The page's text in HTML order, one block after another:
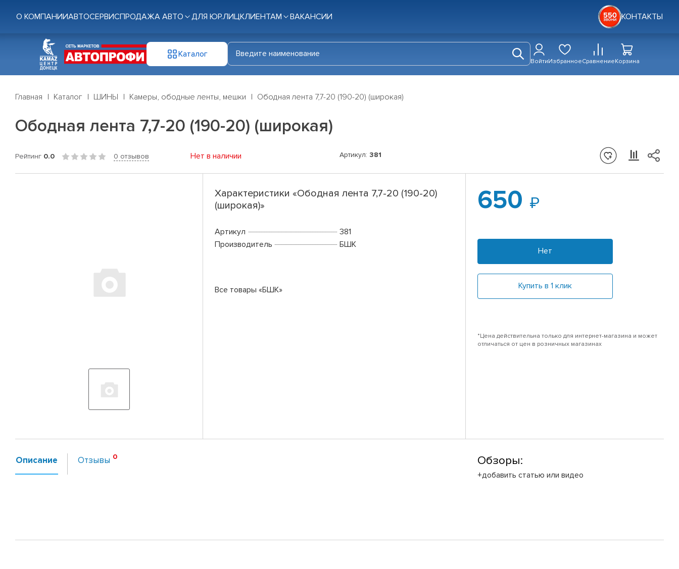
О КОМПАНИИАВТОСЕРВИСПРОДАЖА АВТО ДЛЯ ЮР.ЛИЦКЛИЕНТАМ ВАКАНСИИ КОНТАКТЫ
Каталог
ВойтиИзбранноеСравнениеКорзина
Главная Каталог ШИНЫ Камеры, ободные ленты, мешки Ободная лента 7,7-20 (190-20) (широкая)
Ободная лента 7,7-20 (190-20) (широкая)
Рейтинг 0.0 0 отзывов Нет в наличии Артикул: 381
Характеристики «Ободная лента 7,7-20 (190-20)
(широкая)»
Артикул
381
Производитель
БШК
Все товары «БШК»
650
Нет
Купить в 1 клик
*Цена действительна только для интернет-магазина и может
отличаться от цен в розничных магазинах
Описание Отзывы Обзоры:
+добавить статью или видео